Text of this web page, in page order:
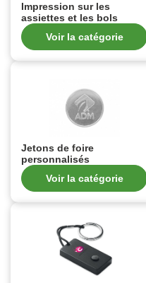
Impression sur les
assiettes et les bols
Voir la catégorie
Jetons de foire
personnalisés
Voir la catégorie